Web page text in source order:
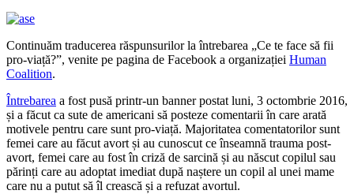
Continuăm traducerea răspunsurilor la întrebarea „Ce te face să fii
pro-viață?”, venite pe pagina de Facebook a organizației Human
Coalition.
Întrebarea a fost pusă printr-un banner postat luni, 3 octombrie 2016,
și a făcut ca sute de americani să posteze comentarii în care arată
motivele pentru care sunt pro-viață. Majoritatea comentatorilor sunt
femei care au făcut avort și au cunoscut ce înseamnă trauma post-
avort, femei care au fost în criză de sarcină și au născut copilul sau
părinți care au adoptat imediat după naștere un copil al unei mame
care nu a putut să îl crească și a refuzat avortul.